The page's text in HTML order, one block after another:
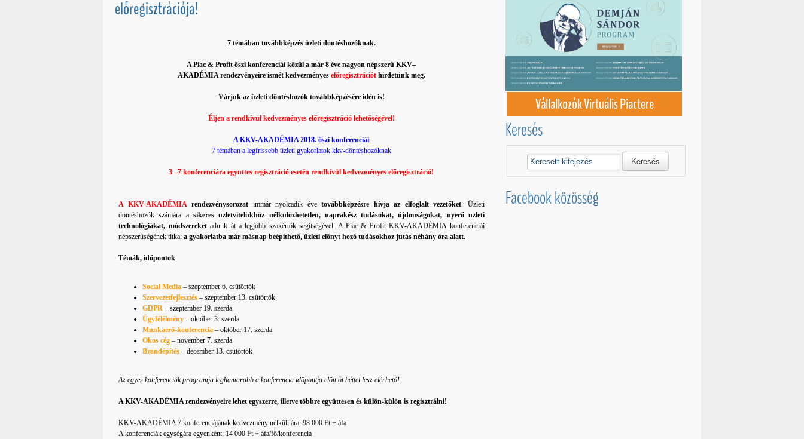
előregisztrációja!
7 témában továbbképzés üzleti döntéshozóknak.
A Piac & Profit őszi konferenciái közül a már 8 éve nagyon népszerű KKV–
AKADÉMIA rendezvényeire ismét kedvezményes előregisztrációthirdetünk meg.
Várjuk az üzleti döntéshozók továbbképzésére idén is!
Éljen a rendkívül kedvezményes előregisztráció lehetőségével!
A KKV-AKADÉMIA 2018. őszi konferenciái
7 témában a legfrissebb üzleti gyakorlatok kkv-döntéshozóknak
3 –7 konferenciára együttes regisztráció esetén rendkívül kedvezményes előregisztráció!
A KKV-AKADÉMIA rendezvénysorozat immár nyolcadik évetovábbképzésre hívja az elfoglalt vezetőket. Üzleti
döntéshozók számára a sikeres üzletvitelükhöz nélkülözhetetlen, naprakész tudásokat, újdonságokat, nyerő üzleti
technológiákat, módszereketadunk át a legjobb szakértők segítségével. A Piac & Profit KKV-AKADÉMIA konferenciái
népszerűségének titka:a gyakorlatba már másnap beépíthető, üzleti előnyt hozó tudásokhoz jutás néhány óra alatt.
Témák, időpontok
Social Media ­– szeptember 6. csütörtök
Szervezetfejlesztés – szeptember 13. csütörtök
GDPR – szeptember 19. szerda
Ügyfélélmény – október 3. szerda
Munkaerő-konferencia – október 17. szerda
Okos cég – november 7. szerda
Brandépítés – december 13. csütörtök
Az egyes konferenciák programja leghamarabb a konferencia időpontja előtt öt héttel lesz elérhető!
A KKV-AKADÉMIA rendezvényeire lehet egyszerre, illetve többre együttesen és külön-külön is regisztrálni!
KKV-AKADÉMIA 7 konferenciájának kedvezmény nélküli ára: 98 000 Ft + áfa
A konferenciák egységára egyenként: 14 000 Ft + áfa/fő/konferencia
Vállalkozók Virtuális Piactere
Keresés
Keresés
Facebook közösség